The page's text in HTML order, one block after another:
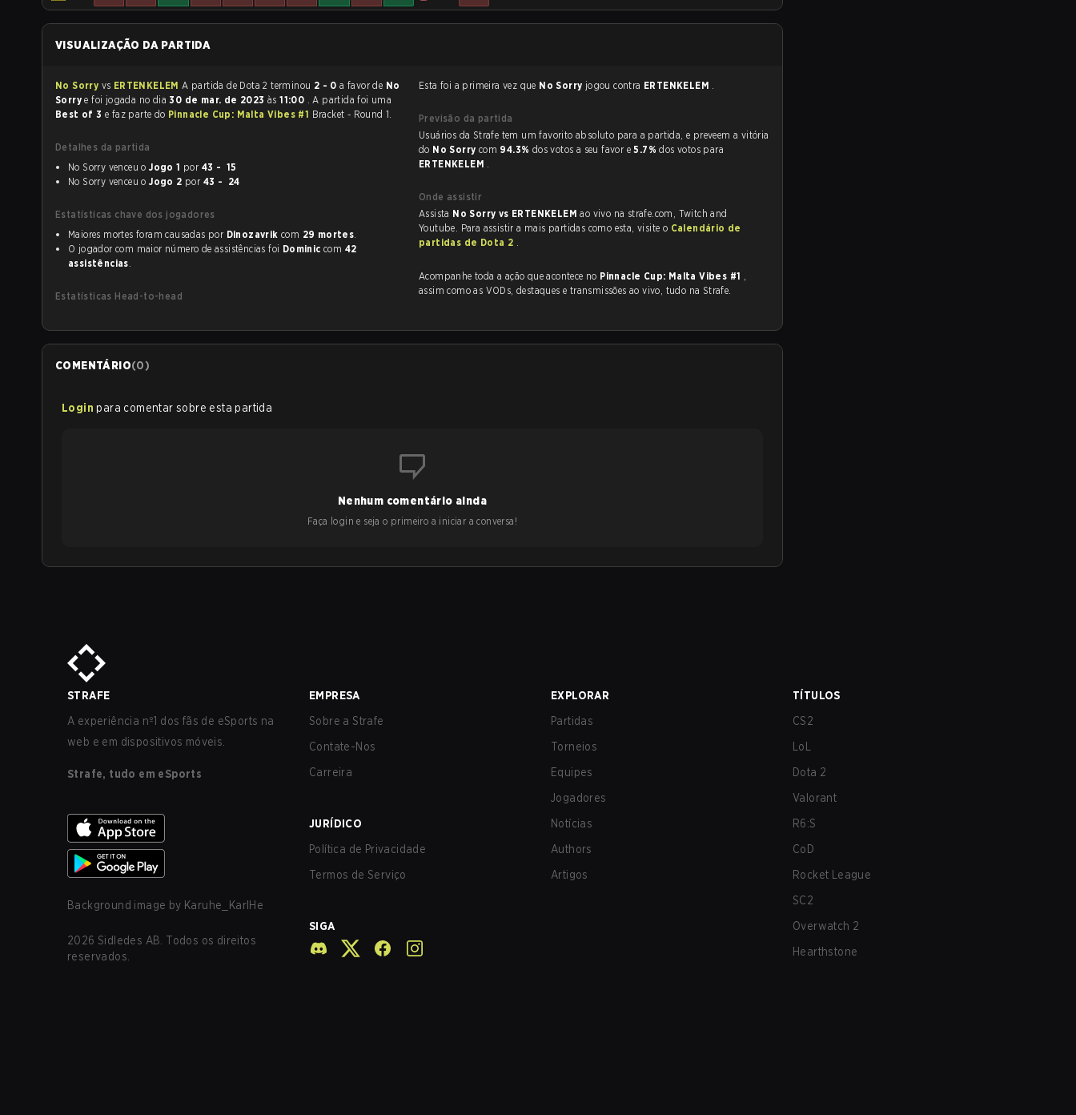
VISUALIZAÇÃO DA PARTIDA
No Sorry vs ERTENKELEM A partida de Dota 2 terminou 2 - 0 a favor de No
Sorry
e foi jogada no dia30 de mar. de 2023 às11:00 . A partida foi uma
Best of 3 e faz parte do Pinnacle Cup: Malta Vibes #1 Bracket - Round 1.
Detalhes da partida
No Sorry venceu oJogo 1 por
43 - 15
No Sorry venceu oJogo 2 por 43 - 24
Estatísticas chave dos jogadores
Maiores mortes foram causadas por Dinozavrik com 29 mortes.
O jogador com maior número de assistências foi Dominiс com 42
assistências.
Estatísticas Head-to-head
Esta foi a primeira vez que No Sorry jogou contra ERTENKELEM .
Previsão da partida
Usuários da Strafe tem um favorito absoluto para a partida, e preveem a vitória
do No Sorry com 94.3% dos votos a seu favor e5.7%dos votos para
ERTENKELEM .
Onde assistir
Assista No Sorry vs ERTENKELEMao vivo na strafe.com, Twitch and
Youtube. Para assistir a mais partidas como esta, visite o Calendário de
partidas de Dota 2 .
Acompanhe toda a ação que acontece no Pinnacle Cup: Malta Vibes #1 ,
assim como as VODs, destaques e transmissões ao vivo, tudo na Strafe.
COMENTÁRIO(0)
Login para comentar sobre esta partida
Nenhum comentário ainda
Faça login e seja o primeiro a iniciar a conversa!
STRAFE
A experiência nº1 dos fãs de eSports na
web e em dispositivos móveis.
Strafe, tudo em eSports
Background image by Karuhe_KarlHe
2026 Sidledes AB. Todos os direitos
reservados.
EMPRESA
Sobre a Strafe
Contate-Nos
Carreira
JURÍDICO
Política de Privacidade
Termos de Serviço
SIGA
EXPLORAR
Partidas
Torneios
Equipes
Jogadores
Notícias
Authors
Artigos
TÍTULOS
CS2
LoL
Dota 2
Valorant
R6:S
CoD
Rocket League
SC2
Overwatch 2
Hearthstone